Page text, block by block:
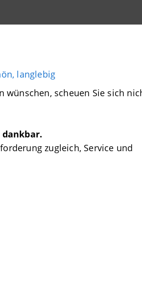
langlebig
wünschen, scheuen Sie sich
zugleich, Service und